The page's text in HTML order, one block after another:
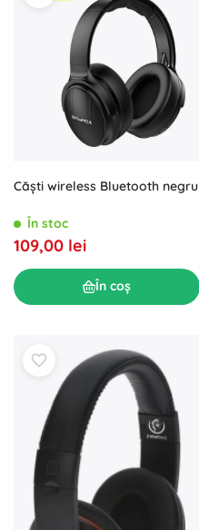
Căști wireless Bluetooth negru
În stoc
109,00 lei
În coș